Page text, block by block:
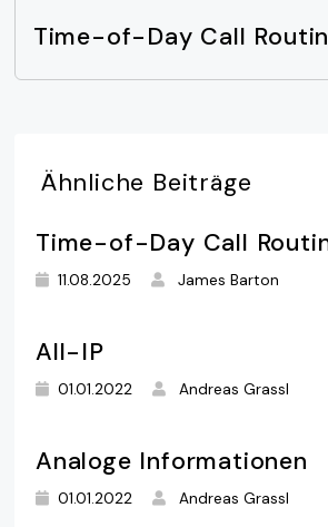
Time-of-Day Call
Ähnliche Beiträge
Time-of-Day Call
11.08.2025 James Barton
All-IP
01.01.2022 Andreas Grassl
Analoge Informationen
01.01.2022 Andreas Grassl